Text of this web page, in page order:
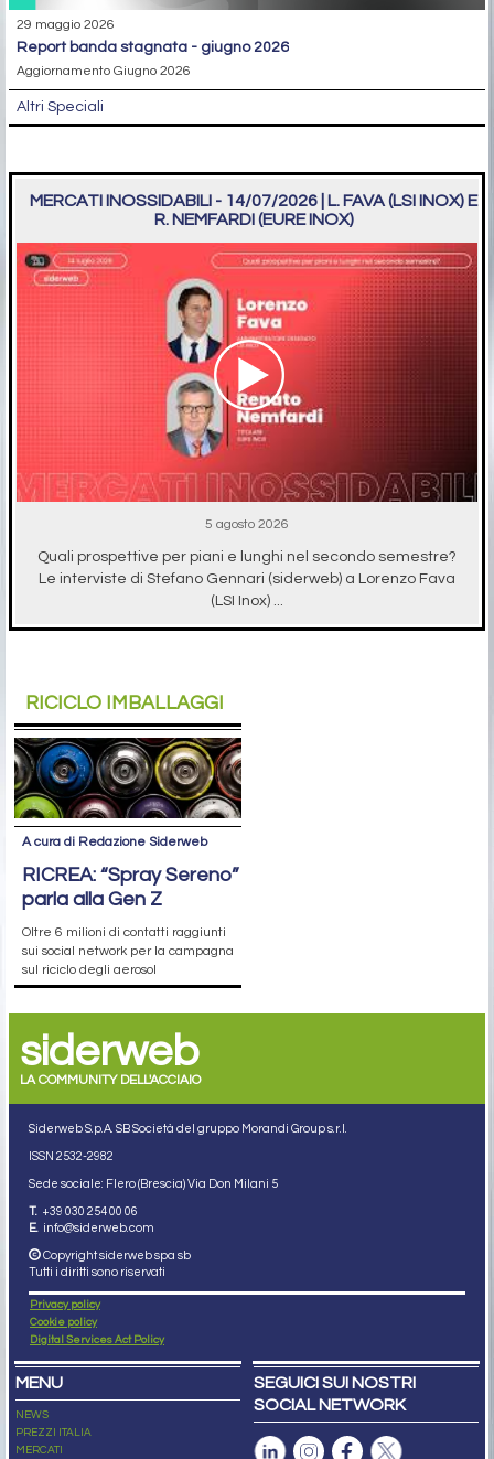
29 maggio 2026
report banda stagnata - giugno 2026
Aggiornamento Giugno 2026
Altri Speciali
MERCATI INOSSIDABILI - 14/07/2026 | L. FAVA (LSI INOX) E
R. NEMFARDI (EURE INOX)
5 agosto 2026
Quali prospettive per piani e lunghi nel secondo semestre?
Le interviste di Stefano Gennari (siderweb) a Lorenzo Fava
(LSI Inox) ...
RICICLO IMBALLAGGI
A cura di Redazione Siderweb
RICREA: “Spray Sereno”
parla alla Gen Z
Oltre 6 milioni di contatti raggiunti
sui social network per la campagna
sul riciclo degli aerosol
siderweb
LA COMMUNITY DELL'ACCIAIO
Siderweb S.p.A. SB Società del gruppo Morandi Group s.r.l.
ISSN 2532-2982
Sede sociale: Flero (Brescia) Via Don Milani 5
T. +39 030 254 00 06
E. info@siderweb.com
Copyright siderweb spa sb
Tutti i diritti sono riservati
Privacy policy
Cookie policy
Digital Services Act Policy
MENU
NEWS
PREZZI ITALIA
MERCATI
SEGUICI SUI NOSTRI
SOCIAL NETWORK